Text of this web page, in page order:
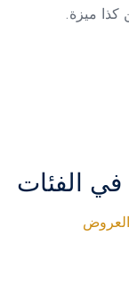
كذا ميزة.
الفئات